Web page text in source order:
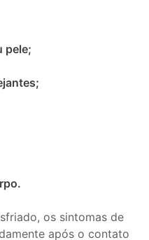
pele;
os sintomas de
após o contato